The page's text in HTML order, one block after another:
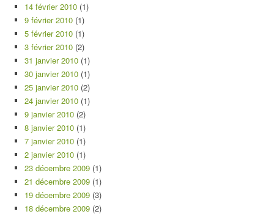
14 février 2010 (1)
9 février 2010 (1)
5 février 2010 (1)
3 février 2010 (2)
31 janvier 2010 (1)
30 janvier 2010 (1)
25 janvier 2010 (2)
24 janvier 2010 (1)
9 janvier 2010 (2)
8 janvier 2010 (1)
7 janvier 2010 (1)
2 janvier 2010 (1)
23 décembre 2009 (1)
21 décembre 2009 (1)
19 décembre 2009 (3)
18 décembre 2009 (2)